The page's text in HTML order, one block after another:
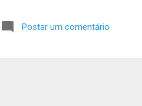
dependendo da análise de crédito .
entrada. Outros casos podem
Postar um comentário